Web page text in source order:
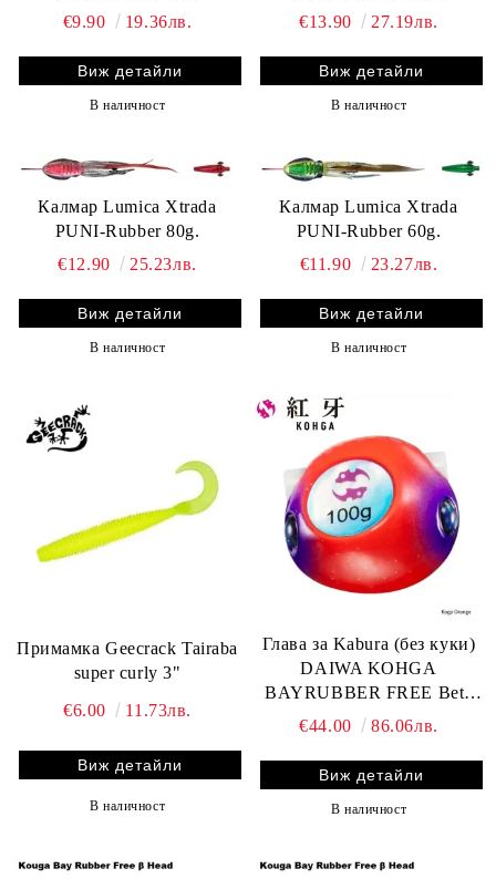
€9.90
19.36лв.
Виж детайли
В наличност
€13.90
27.19лв.
Виж детайли
В наличност
Калмар Lumica Xtrada
PUNI-Rubber 80g.
€12.90
25.23лв.
Виж детайли
В наличност
Калмар Lumica Xtrada
PUNI-Rubber 60g.
€11.90
23.27лв.
Виж детайли
В наличност
Примамка Geecrack Tairaba
super curly 3"
€6.00 11.73лв.
Виж детайли
В наличност
Глава за Kabura (без куки)
DAIWA KOHGA
BAYRUBBER FREE Beta
TG head 150gr.
€44.00 86.06лв.
Виж детайли
В наличност